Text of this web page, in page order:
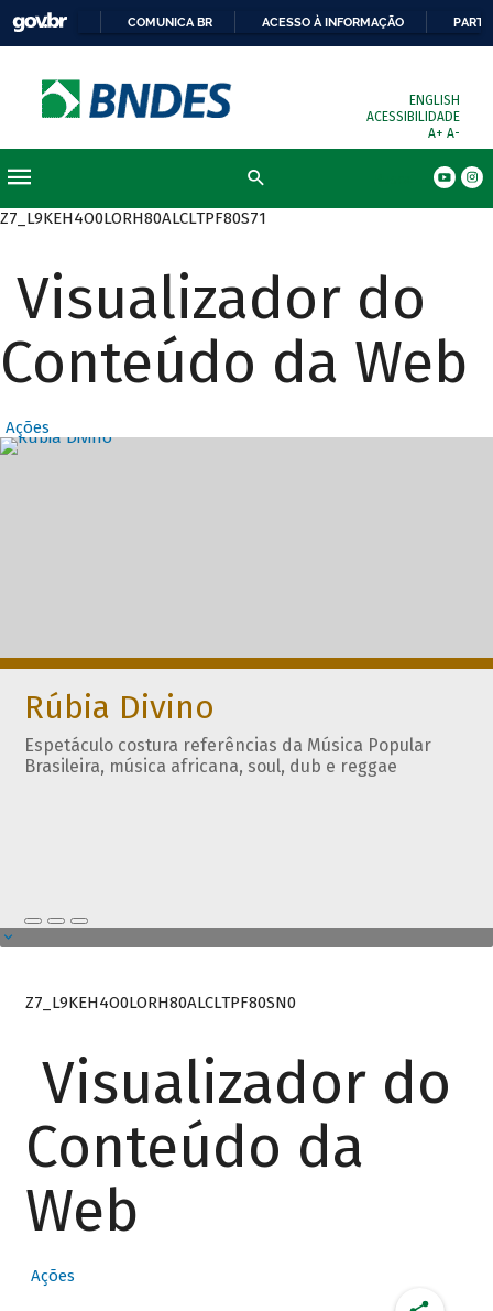
COMUNICA BR ACESSO À INFORMAÇÃO
ENGLISH
ACESSIBILIDADE
A+ A-
Z7_L9KEH4O0LORH80ALCLTPF80S71
Visualizador do
Conteúdo da Web
Ações
Destaques
Rúbia Divino
Espetáculo costura referências da Música Popular
Brasileira, música africana, soul, dub e reggae
Z7_L9KEH4O0LORH80ALCLTPF80SN0
Visualizador do
Conteúdo da
Web
Ações